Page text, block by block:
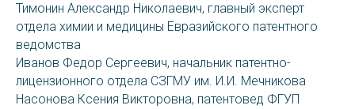
Тимонин Александр Николаевич, главный эксперт
отдела химии и медицины Евразийского патентного
ведомства
Иванов Федор Сергеевич, начальник патентно-
лицензионного отдела СЗГМУ им. И.И. Мечникова
Насонова Ксения Викторовна, патентовед ФГУП